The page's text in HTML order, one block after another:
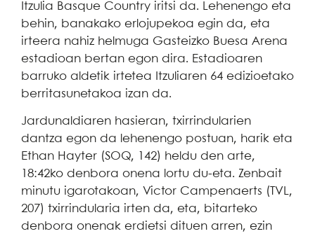
Itzulia Basque Country iritsi da. Lehenengo eta
behin, banakako erlojupekoa egin da, eta
irteera nahiz helmuga Gasteizko Buesa Arena
estadioan bertan egon dira. Estadioaren
barruko aldetik irtetea Itzuliaren 64 edizioetako
berritasunetakoa izan da.
Jardunaldiaren hasieran, txirrindularien
dantza egon da lehenengo postuan, harik eta
Ethan Hayter (SOQ, 142) heldu den arte,
18:42ko denbora onena lortu du-eta. Zenbait
minutu igarotakoan, Victor Campenaerts (TVL,
207) txirrindularia irten da, eta, bitarteko
denbora onenak erdietsi dituen arren, ezin